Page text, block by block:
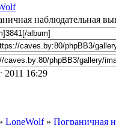
наблюдательная
2011 16:29
LoneWolf» Пограничная